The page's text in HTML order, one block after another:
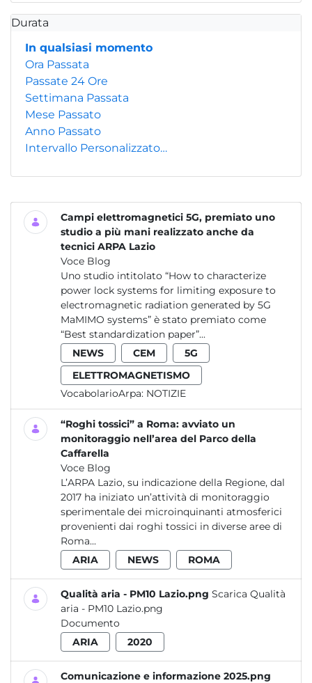
Durata
In qualsiasi momento
Ora Passata
Passate 24 Ore
Settimana Passata
Mese Passato
Anno Passato
Intervallo Personalizzato…
Campi elettromagnetici 5G, premiato uno
studio a più mani realizzato anche da
tecnici ARPA Lazio
Voce Blog
Uno studio intitolato “How to characterize
power lock systems for limiting exposure to
electromagnetic radiation generated by 5G
MaMIMO systems” è stato premiato come
“Best standardization paper”...
NEWS
CEM
5G
ELETTROMAGNETISMO
VocabolarioArpa: NOTIZIE
“Roghi tossici” a Roma: avviato un
monitoraggio nell’area del Parco della
Caffarella
Voce Blog
L’ARPA Lazio, su indicazione della Regione, dal
2017 ha iniziato un’attività di monitoraggio
sperimentale dei microinquinanti atmosferici
provenienti dai roghi tossici in diverse aree di
Roma...
ARIA
NEWS ROMA
Qualità aria - PM10 Lazio.png Scarica Qualità
aria - PM10 Lazio.png
Documento
ARIA
2020
Comunicazione e informazione 2025.png